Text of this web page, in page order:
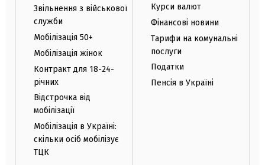
Звільнення з військової
служби
Мобілізація 50+
Мобілізація жінок
Контракт для 18-24-
річних
Відстрочка від
мобілізації
Мобілізація в Україні:
скільки осіб мобілізує
ТЦК
Курси валют
Фінансові новини
Тарифи на комунальні
послуги
Податки
Пенсія в Україні